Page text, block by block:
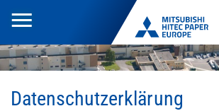
Toggle
Datenschutzerklärung